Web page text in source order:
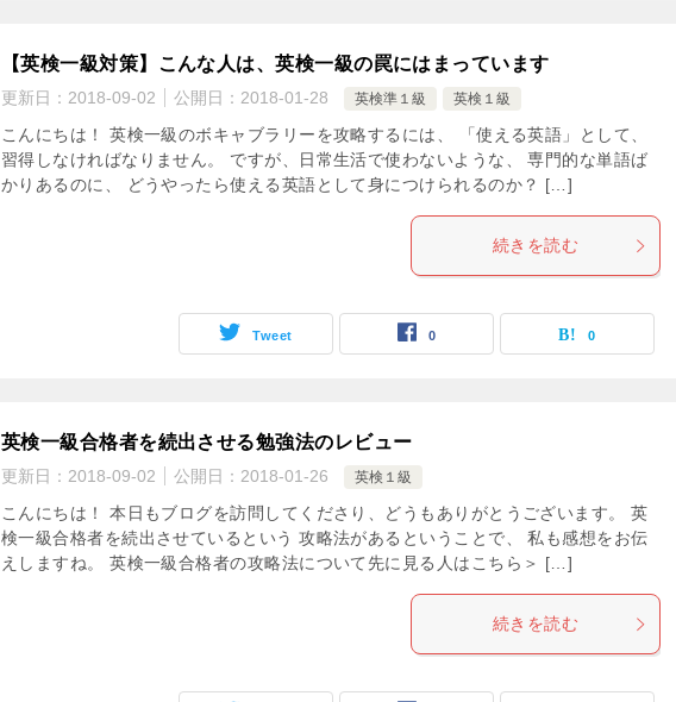
【英検一級対策】こんな人は、英検一級の罠にはまっています
更新日： 2018-09-02 公開日： 2018-01-28 英検準１級 英検１級
こんにちは！ 英検一級のボキャブラリーを攻略するには、 「使える英語」として、
習得しなければなりません。 ですが、日常生活で使わないような、 専門的な単語ば
かりあるのに、 どうやったら使える英語として身につけられるのか？ […]
続きを読む
Tweet 0 0
英検一級合格者を続出させる勉強法のレビュー
更新日： 2018-09-02 公開日： 2018-01-26 英検１級
こんにちは！ 本日もブログを訪問してくださり、どうもありがとうございます。 英
検一級合格者を続出させているという 攻略法があるということで、 私も感想をお伝
えしますね。 英検一級合格者の攻略法について先に見る人はこちら＞ […]
続きを読む